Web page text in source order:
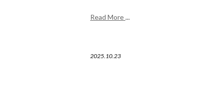
Read More...
2025.10.23